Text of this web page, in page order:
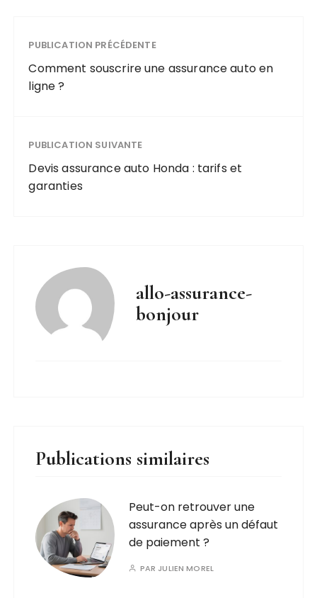
PUBLICATION PRÉCÉDENTE
Comment souscrire une assurance auto en
ligne ?
PUBLICATION SUIVANTE
Devis assurance auto Honda : tarifs et
garanties
allo-assurance-
bonjour
Publications similaires
Peut-on retrouver une
assurance après un défaut
de paiement ?
PAR JULIEN MOREL